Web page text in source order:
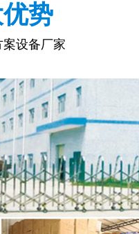
势
设备厂家